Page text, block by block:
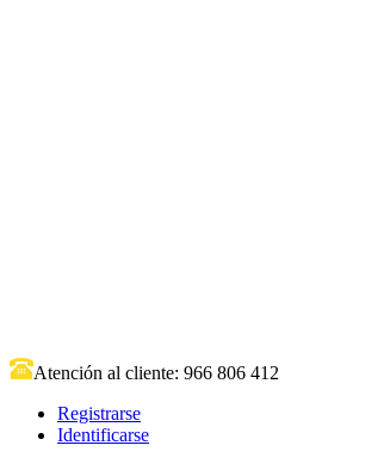
Atención al cliente: 966 806 412
Registrarse
Identificarse